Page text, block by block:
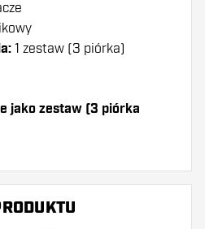
1 zestaw (3 piórka)
jako zestaw (3 piórka
Chaney 2 Standard
piórka mogą być używane